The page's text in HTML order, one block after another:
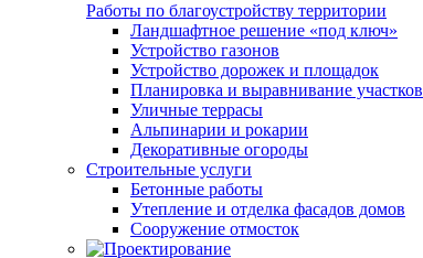
Работы по благоустройству территории
Ландшафтное решение «под ключ»
Устройство газонов
Устройство дорожек и площадок
Планировка и выравнивание участков
Уличные террасы
Альпинарии и рокарии
Декоративные огороды
Строительные услуги
Бетонные работы
Утепление и отделка фасадов домов
Сооружение отмосток